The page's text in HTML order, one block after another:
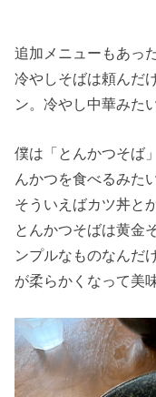
追加メニューもあっ
冷やしそばは頼んだ
ン。冷やし中華みた
僕は「とんかつそば
んかつを食べるみたい
そういえばカツ丼と
とんかつそばは黄金
ンプルなものなんだ
が柔らかくなって美